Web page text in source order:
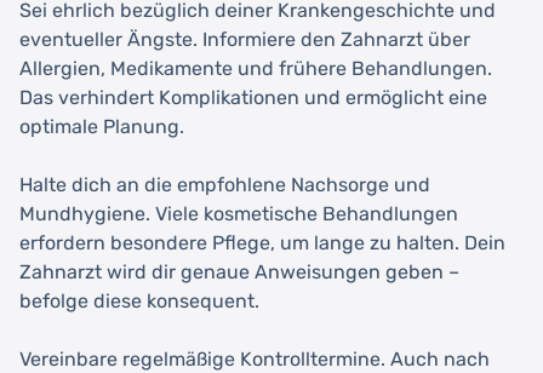
Sei ehrlich bezüglich deiner Krankengeschichte und
eventueller Ängste. Informiere den Zahnarzt über
Allergien, Medikamente und frühere Behandlungen.
Das verhindert Komplikationen und ermöglicht eine
optimale Planung.
Halte dich an die empfohlene Nachsorge und
Mundhygiene. Viele kosmetische Behandlungen
erfordern besondere Pflege, um lange zu halten. Dein
Zahnarzt wird dir genaue Anweisungen geben –
befolge diese konsequent.
Vereinbare regelmäßige Kontrolltermine. Auch nach